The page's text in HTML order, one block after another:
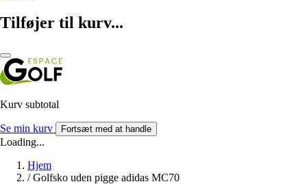
Tilføjer til kurv...
Kurv subtotal
Se min kurv Fortsæt med at handle
Loading...
Hjem
/ Golfsko uden pigge adidas MC70